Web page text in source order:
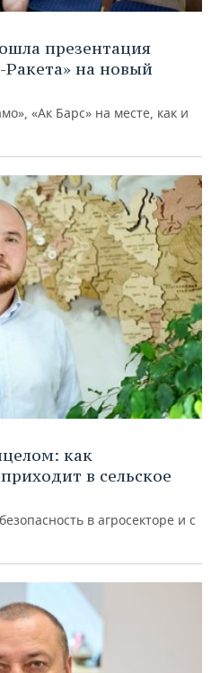
презентация
Ракета» на новый
«Ак Барс» на месте, как и
как
в сельское
в агросекторе и с